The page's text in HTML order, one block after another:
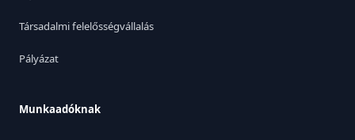
Társadalmi felelősségvállalás
Pályázat
Munkaadóknak